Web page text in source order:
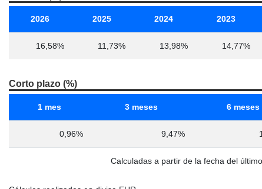
2026 2025 2024 2023
16,58% 11,73% 13,98% 14,77%
Corto plazo (%)
1 mes 3 meses 6 meses
Calculadas a partir de la fecha del
0,96% 9,47%